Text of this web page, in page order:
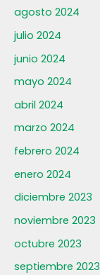
agosto 2024
julio 2024
junio 2024
mayo 2024
abril 2024
marzo 2024
febrero 2024
enero 2024
diciembre 2023
noviembre 2023
octubre 2023
septiembre 2023